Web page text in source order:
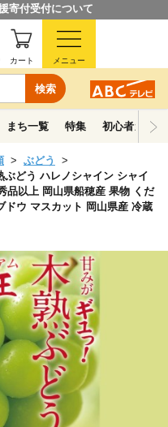
寄付受付について
検索
カート メニュー
まち一覧 特集 初心者ガイド
ぶどう
ぶどう ハレノシャイン シャイ
品以上 岡山県船穂産 果物 くだ
ドウ マスカット 岡山県産 冷蔵